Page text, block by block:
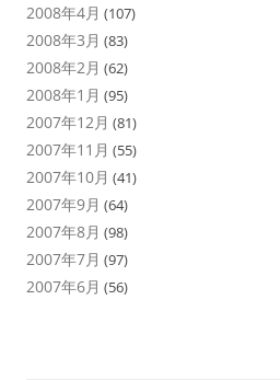
2008年4月 (107)
2008年3月 (83)
2008年2月 (62)
2008年1月 (95)
2007年12月 (81)
2007年11月 (55)
2007年10月 (41)
2007年9月 (64)
2007年8月 (98)
2007年7月 (97)
2007年6月 (56)